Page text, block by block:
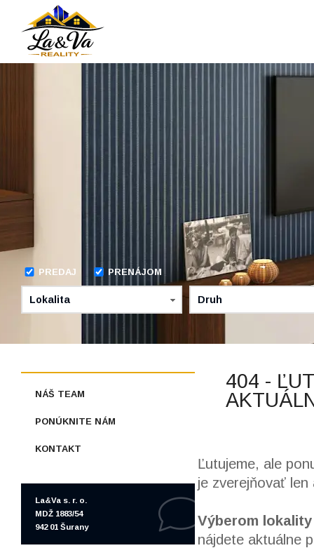
404 -
Ľutujeme, ale
je zverejňovať len
Výberom
nájdete aktuálne
NÁŠ TEAM
PONÚKNITE NÁM
KONTAKT
La&Va s. r. o.
MDŽ 1883/54
942 01 Šurany
PREDAJ PRENÁJOM
Lokalita Druh